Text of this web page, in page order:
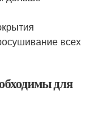
всех
для